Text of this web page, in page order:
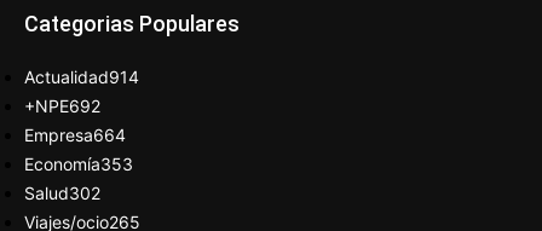
Categorias Populares
Actualidad914
+NPE692
Empresa664
Economía353
Salud302
Viajes/ocio265